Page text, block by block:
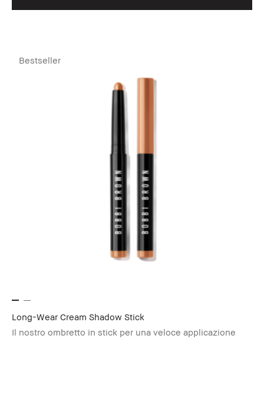
Bestseller
Long-Wear Cream Shadow Stick
Il nostro ombretto in stick per una veloce applicazione